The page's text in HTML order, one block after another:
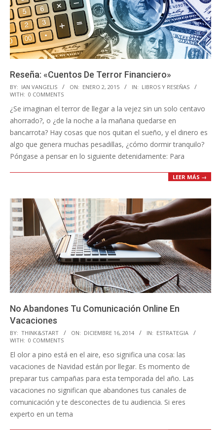
Reseña: «Cuentos De Terror Financiero»
2015-
01-
02
BY: IAN VANGELIS ON: ENERO 2, 2015 IN: LIBROS Y RESEÑAS
WITH: 0 COMMENTS
¿Se imaginan el terror de llegar a la vejez sin un solo centavo
ahorrado?, o ¿de la noche a la mañana quedarse en
bancarrota? Hay cosas que nos quitan el sueño, y el dinero es
algo que genera muchas pesadillas, ¿cómo dormir tranquilo?
Póngase a pensar en lo siguiente detenidamente: Para
LEER MÁS →
No Abandones Tu Comunicación Online En
Vacaciones
2014-
12-
16
BY: THINK&START ON: DICIEMBRE 16, 2014 IN: ESTRATEGIA
WITH: 0 COMMENTS
El olor a pino está en el aire, eso significa una cosa: las
vacaciones de Navidad están por llegar. Es momento de
preparar tus campañas para esta temporada del año. Las
vacaciones no significan que abandones tus canales de
comunicación y te desconectes de tu audiencia. Si eres
experto en un tema